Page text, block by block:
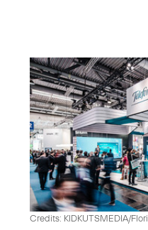
Credits: KIDKUTSMEDIA/